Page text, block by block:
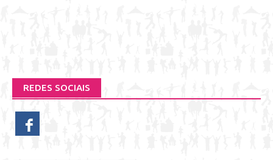
REDES SOCIAIS